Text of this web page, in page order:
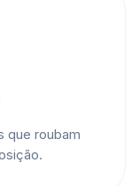
que roubam